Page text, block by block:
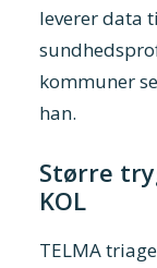
leverer data
kommuner
han.
Større
KOL
TELMA